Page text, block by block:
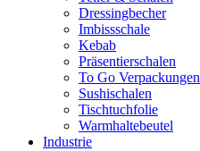
Dressingbecher
Imbissschale
Kebab
Präsentierschalen
To Go Verpackungen
Sushischalen
Tischtuchfolie
Warmhaltebeutel
Industrie